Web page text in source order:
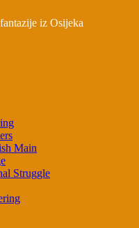
iz Osijeka
Main
Struggle